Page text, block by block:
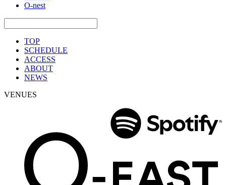
O-nest
TOP
SCHEDULE
ACCESS
ABOUT
NEWS
VENUES